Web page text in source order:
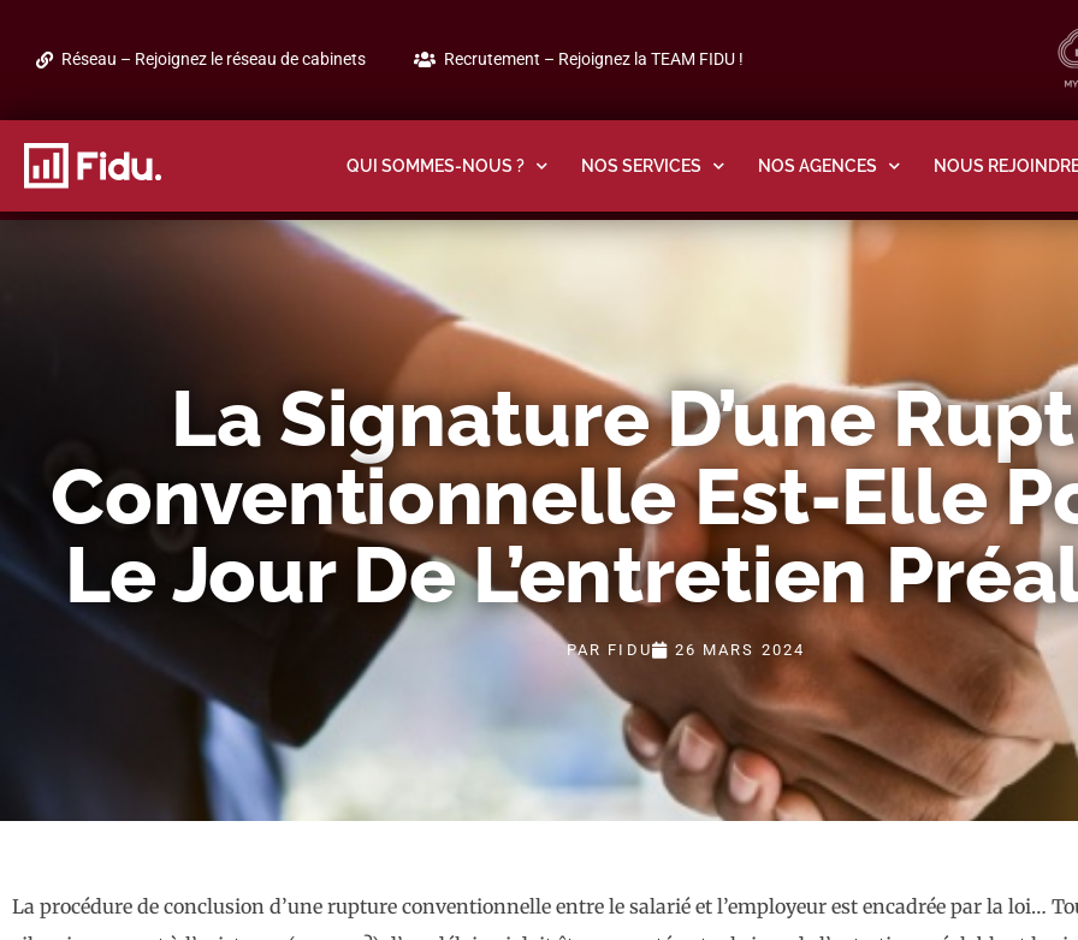
Réseau – Rejoignez le réseau de cabinets Recrutement – Rejoignez la TEAM FIDU !
QUI SOMMES-NOUS ? NOS SERVICES NOS AGENCES NOUS
La Signature D’une
Conventionnelle Est-Elle
Le Jour De L’entretien
PAR FIDU 26 MARS 2024
La procédure de conclusion d’une rupture conventionnelle entre le salarié et l’employeur est encadrée par la loi…